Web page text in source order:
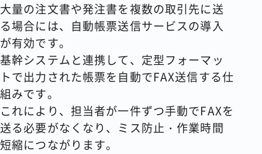
大量の注文書や発注書を複数の取引先に送
る場合には、自動帳票送信サービスの導入
が有効です。
基幹システムと連携して、定型フォーマッ
トで出力された帳票を自動でFAX送信する仕
組みです。
これにより、担当者が一件ずつ手動でFAXを
送る必要がなくなり、ミス防止・作業時間
短縮につながります。